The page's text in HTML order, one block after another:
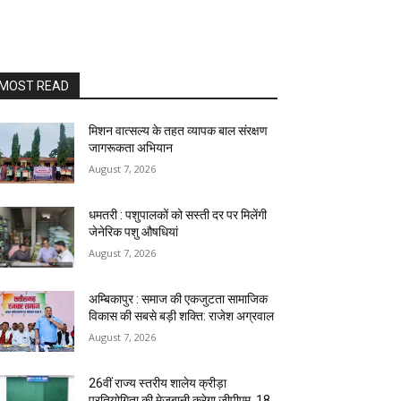
READ
मिशन वात्सल्य के तहत व्यापक बाल संरक्षण
जागरूकता अभियान
August 7, 2026
धमतरी : पशुपालकों को सस्ती दर पर मिलेंगी
जेनेरिक पशु औषधियां
August 7, 2026
अम्बिकापुर : समाज की एकजुटता सामाजिक
विकास की सबसे बड़ी शक्ति: राजेश अग्रवाल
August 7, 2026
26वीं राज्य स्तरीय शालेय क्रीड़ा